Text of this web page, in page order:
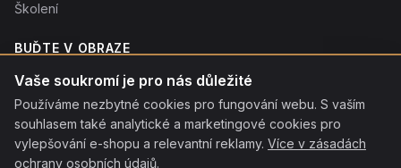
Školení
BUĎTE V OBRAZE
Novinky o produktech, tipy a slevy. Typicky 1× týdně.
Odebírat
Odebráním souhlasíte sezpracováním osobních údajů. Odhlásit se můžete kdykoliv
kliknutím na odkaz v patičce každého e-mailu.
Vaše soukromí je pro nás důležité
Používáme nezbytné cookies pro fungování webu. S vaším
souhlasem také analytické a marketingové cookies pro
vylepšování e-shopu a relevantní reklamy. Více v zásadách
ochrany osobních údajů.